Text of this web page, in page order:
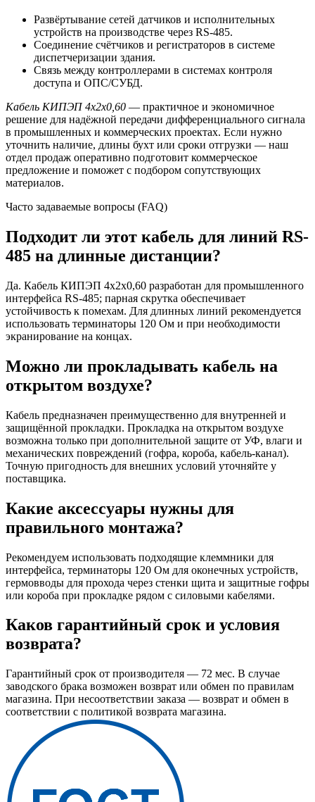
Развёртывание сетей датчиков и исполнительных
устройств на производстве через RS-485.
Соединение счётчиков и регистраторов в системе
диспетчеризации здания.
Связь между контроллерами в системах контроля
доступа и ОПС/СУБД.
Кабель КИПЭП 4х2х0,60 — практичное и экономичное
решение для надёжной передачи дифференциального сигнала
в промышленных и коммерческих проектах. Если нужно
уточнить наличие, длины бухт или сроки отгрузки — наш
отдел продаж оперативно подготовит коммерческое
предложение и поможет с подбором сопутствующих
материалов.
Часто задаваемые вопросы (FAQ)
Подходит ли этот кабель для линий RS-
485 на длинные дистанции?
Да. Кабель КИПЭП 4х2х0,60 разработан для промышленного
интерфейса RS-485; парная скрутка обеспечивает
устойчивость к помехам. Для длинных линий рекомендуется
использовать терминаторы 120 Ом и при необходимости
экранирование на концах.
Можно ли прокладывать кабель на
открытом воздухе?
Кабель предназначен преимущественно для внутренней и
защищённой прокладки. Прокладка на открытом воздухе
возможна только при дополнительной защите от УФ, влаги и
механических повреждений (гофра, короба, кабель-канал).
Точную пригодность для внешних условий уточняйте у
поставщика.
Какие аксессуары нужны для
правильного монтажа?
Рекомендуем использовать подходящие клеммники для
интерфейса, терминаторы 120 Ом для оконечных устройств,
гермовводы для прохода через стенки щита и защитные гофры
или короба при прокладке рядом с силовыми кабелями.
Каков гарантийный срок и условия
возврата?
Гарантийный срок от производителя — 72 мес. В случае
заводского брака возможен возврат или обмен по правилам
магазина. При несоответствии заказа — возврат и обмен в
соответствии с политикой возврата магазина.